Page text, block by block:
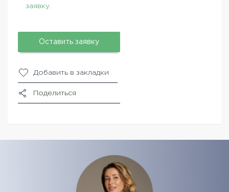
заявку.
Оставить заявку
Добавить в закладки
Поделиться